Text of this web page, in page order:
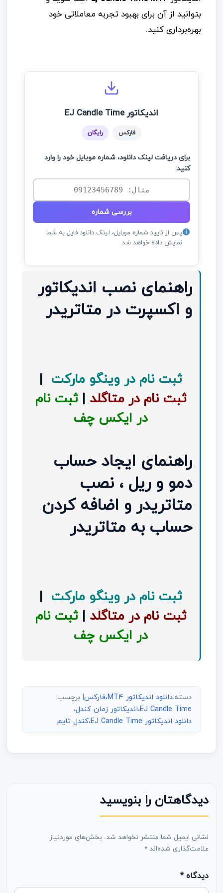
بتوانید از آن برای بهبود تجربه معاملاتی خود
بهره‌برداری کنید.
اندیکاتور EJ Candle Time
فارکس رایگان
برای دریافت لینک دانلود، شماره موبایل خود را وارد
کنید:
بررسی شماره
پس از تایید شماره موبایل، لینک دانلود فایل به شما
نمایش داده خواهد شد.
راهنمای نصب اندیکاتور
و اکسپرت در متاتریدر
ثبت نام در وینگو مارکت |
ثبت نام در متاگلد |ثبت نام
در ایکس چف
راهنمای ایجاد حساب
دمو و ریل ، نصب
متاتریدر و اضافه کردن
حساب به متاتریدر
ثبت نام در وینگو مارکت |
ثبت نام در متاگلد |ثبت نام
در ایکس چف
دسته:دانلود اندیکاتور MT4 ،فارکس| برچسب:
EJ Candle Time،اندیکاتور زمان کندل،
دانلود اندیکاتور EJ Candle Time
،کندل تایم
دیدگاهتان را بنویسید
نشانی ایمیل شما منتشر نخواهد شد. بخش‌های موردنیاز
علامت‌گذاری شده‌اند*
دیدگاه*